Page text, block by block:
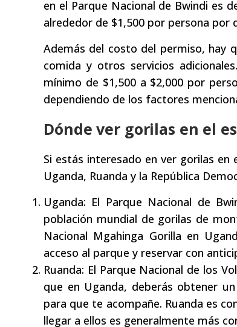
en el Parque Nacional de Bwindi es
alrededor de $1,500 por persona por
Además del costo del permiso, hay
comida y otros servicios
mínimo de $1,500 a $2,000 por
dependiendo de los factores
Dónde ver gorilas en el
Si estás interesado en ver gorilas
Uganda, Ruanda y la República
Uganda: El Parque Nacional de
población mundial de gorilas de
Nacional Mgahinga Gorilla en
acceso al parque y reservar con
Ruanda: El Parque Nacional de los
que en Uganda, deberás obtener
para que te acompañe. Ruanda es
llegar a ellos es generalmente más